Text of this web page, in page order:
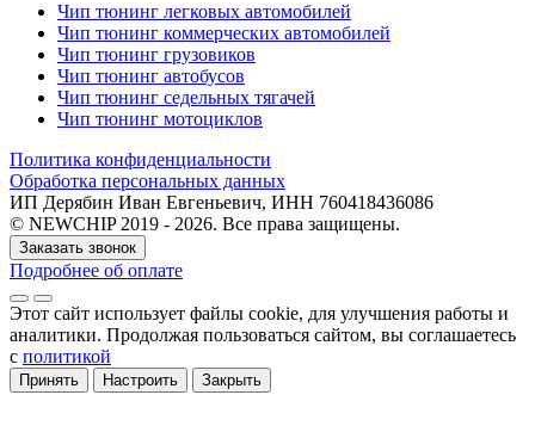
Чип тюнинг легковых автомобилей
Чип тюнинг коммерческих автомобилей
Чип тюнинг грузовиков
Чип тюнинг автобусов
Чип тюнинг седельных тягачей
Чип тюнинг мотоциклов
Политика конфиденциальности
Обработка персональных данных
ИП Дерябин Иван Евгеньевич, ИНН 760418436086
© NEWCHIP 2019 - 2026. Все права защищены.
Заказать звонок
Подробнее об оплате
Этот сайт использует файлы cookie, для улучшения работы и
аналитики. Продолжая пользоваться сайтом, вы соглашаетесь
с политикой
Принять Настроить Закрыть